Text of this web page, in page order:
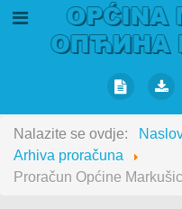
Nalazite se ovdje:
Arhiva proračuna
Proračun Općine